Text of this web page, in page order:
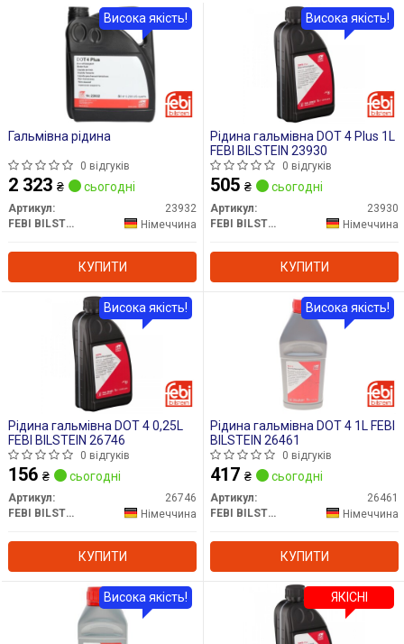
Гальмівна рідина
0 відгуків
2 323 ₴ сьогодні
Артикул:
23932
FEBI BILSTEIN
Німеччина
КУПИТИ
Висока якість!
Рідина гальмівна DOT 4 Plus 1L
FEBI BILSTEIN 23930
0 відгуків
505 ₴ сьогодні
Артикул:
23930
FEBI BILSTEIN
Німеччина
КУПИТИ
Висока якість!
Рідина гальмівна DOT 4 0,25L
FEBI BILSTEIN 26746
0 відгуків
156 ₴ сьогодні
Артикул:
26746
FEBI BILSTEIN
Німеччина
КУПИТИ
Висока якість!
Рідина гальмівна DOT 4 1L FEBI
BILSTEIN 26461
0 відгуків
417 ₴ сьогодні
Артикул:
26461
FEBI BILSTEIN
Німеччина
КУПИТИ
Висока якість!
Висока якість! ЯКІСНІ